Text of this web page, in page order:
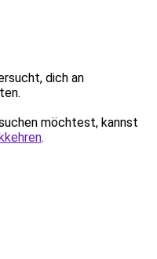
dich an
möchtest, kannst
.